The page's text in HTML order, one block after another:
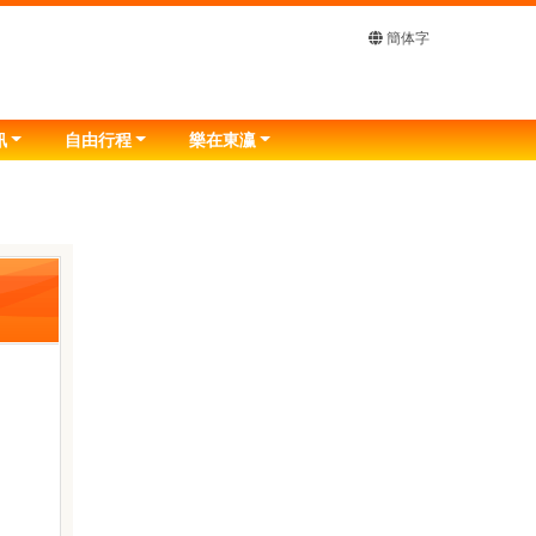
簡体字
自由行程 樂在東瀛